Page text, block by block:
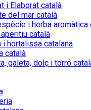
i Elaborat català
del mar català
i herba aromàtica
català
i hortalissa catalana
català
galeta, dolç i torró